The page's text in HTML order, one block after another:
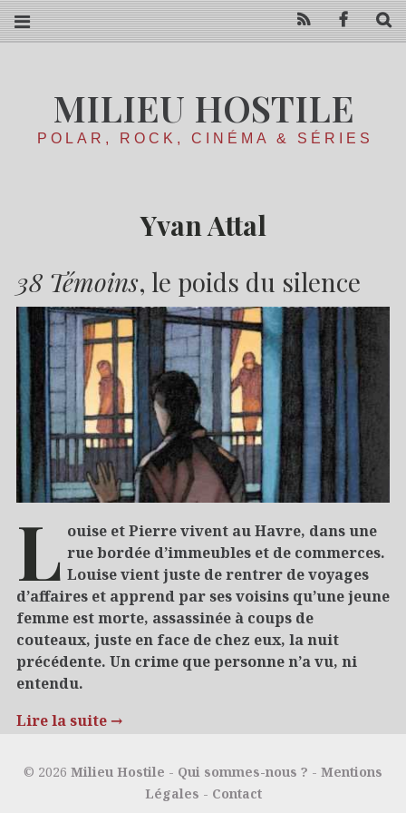
MILIEU HOSTILE
POLAR, ROCK, CINÉMA & SÉRIES
Yvan Attal
38 Témoins, le poids du silence
L ouise et Pierre vivent au Havre, dans une
rue bordée d’immeubles et de commerces.
Louise vient juste de rentrer de voyages
d’affaires et apprend par ses voisins qu’une jeune
femme est morte, assassinée à coups de
couteaux, juste en face de chez eux, la nuit
précédente. Un crime que personne n’a vu, ni
entendu.
Lire la suite →
28/06/2017 Cinéma et séries
© 2026 Milieu Hostile - Qui sommes-nous ? - Mentions
Légales - Contact
RSS